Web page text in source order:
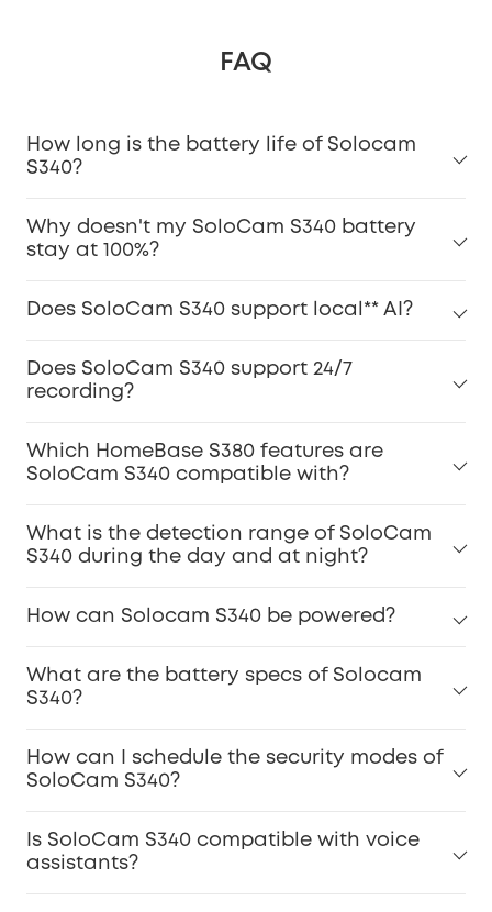
FAQ
How long is the battery life of Solocam
S340?
Why doesn't my SoloCam S340 battery
stay at 100%?
Does SoloCam S340 support local** AI?
Does SoloCam S340 support 24/7
recording?
Which HomeBase S380 features are
SoloCam S340 compatible with?
What is the detection range of SoloCam
S340 during the day and at night?
How can Solocam S340 be powered?
What are the battery specs of Solocam
S340?
How can I schedule the security modes of
SoloCam S340?
Is SoloCam S340 compatible with voice
assistants?